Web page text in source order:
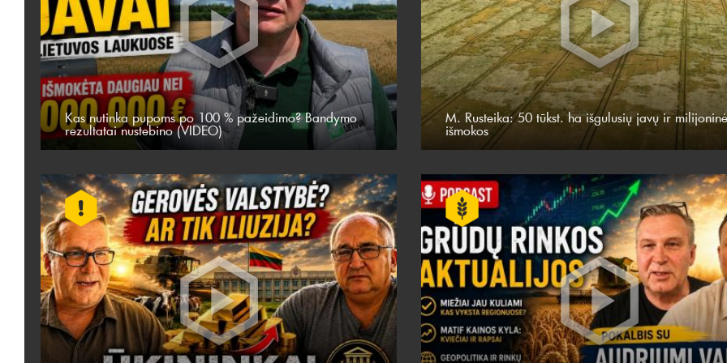
Kas nutinka pupoms po 100 % pažeidimo? Bandymo
rezultatai nustebino (VIDEO)
M. Rusteika: 50 tūkst. ha išgulusių javų ir
išmokos